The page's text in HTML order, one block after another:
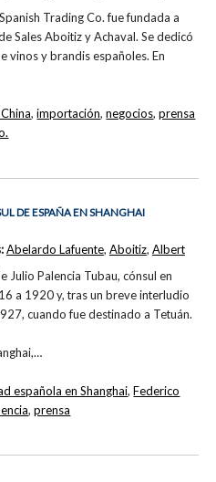
Trading Co. fue fundada a
Sales Aboitiz y Achaval. Se dedicó
vinos y brandis españoles. En
,importación,negocios,prensa
DE ESPAÑA EN SHANGHAI
Julio Palencia Tubau, cónsul en
a 1920 y, tras un breve interludio
cuando fue destinado a Tetuán.
Abelardo Lafuente, Aboitiz, Albert
española en Shanghai,Federico
,prensa